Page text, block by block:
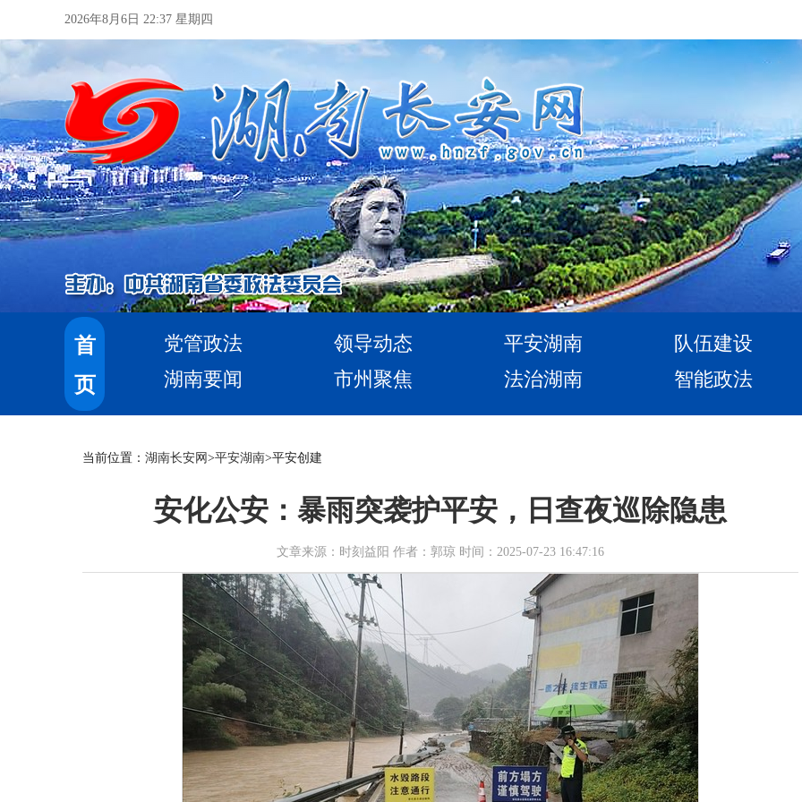
2026年8月6日 22:37 星期四
首
页
党管政法 领导动态 平安湖南
队伍建设
湖南要闻
市州聚焦 法治湖南 智能政法
当前位置： 湖南长安网 >平安湖南>平安创建
安化公安：暴雨突袭护平安，日查夜巡除隐患
文章来源：时刻益阳 作者：郭琼 时间：2025-07-23 16:47:16